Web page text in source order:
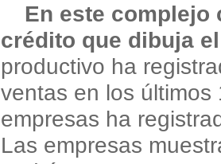
En este complejo
crédito que dibuja
productivo ha
ventas en los
empresas ha
Las empresas